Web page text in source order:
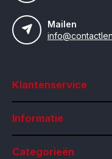
Mailen
Klantenservice
Informatie
Categorieën